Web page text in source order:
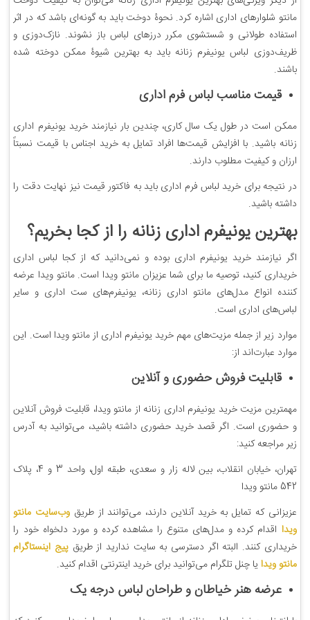
مانتو شلوارهای اداری اشاره کرد. نحوۀ دوخت باید به گونه‌ای باشد که در اثر
استفاده طولانی و شستشوی مکرر درزهای لباس باز نشوند. نازک‌دوزی و
ظریف‌دوزی لباس یونیفرم زنانه باید به بهترین شیوۀ ممکن دوخته شده
باشند.
قیمت مناسب لباس فرم اداری
ممکن است در طول یک سال کاری، چندین بار نیازمند خرید یونیفرم اداری
زنانه باشید. با افزایش قیمت‌ها افراد تمایل به خرید اجناس با قیمت نسبتاً
ارزان و کیفیت مطلوب دارند.
در نتیجه برای خرید لباس فرم اداری باید به فاکتور قیمت نیز نهایت دقت را
داشته باشید.
بهترین یونیفرم اداری زنانه را از کجا بخریم؟
اگر نیازمند خرید یونیفرم اداری بوده و نمی‌دانید که از کجا لباس اداری
خریداری کنید، توصیه ما برای شما عزیزان مانتو ویدا است. مانتو ویدا عرضه
کننده انواع مدل‌های مانتو اداری زنانه، یونیفرم‌های ست اداری و سایر
لباس‌های اداری است.
موارد زیر از جمله مزیت‌های مهم خرید یونیفرم اداری از مانتو ویدا است. این
موارد عبارت‌اند از:
قابلیت فروش حضوری و آنلاین
مهمترین مزیت خرید یونیفرم اداری زنانه از مانتو ویدا، قابلیت فروش آنلاین
و حضوری است. اگر قصد خرید حضوری داشته باشید، می‌توانید به آدرس
زیر مراجعه کنید:
تهران، خیابان انقلاب، بین لاله زار و سعدی، طبقه اول، واحد 3 و 4، پلاک
542 مانتو ویدا
عزیزانی که تمایل به خرید آنلاین دارند، می‌توانند از طریق وب‌سایت مانتو
ویدا اقدام کرده و مدل‌های متنوع را مشاهده کرده و مورد دلخواه خود را
خریداری کنند. البته اگر دسترسی به سایت ندارید از طریق پیج اینستاگرام
مانتو ویدا یا چنل تلگرام می‌توانید برای خرید اینترنتی اقدام کنید.
عرضه هنر خیاطان و طراحان لباس درجه یک